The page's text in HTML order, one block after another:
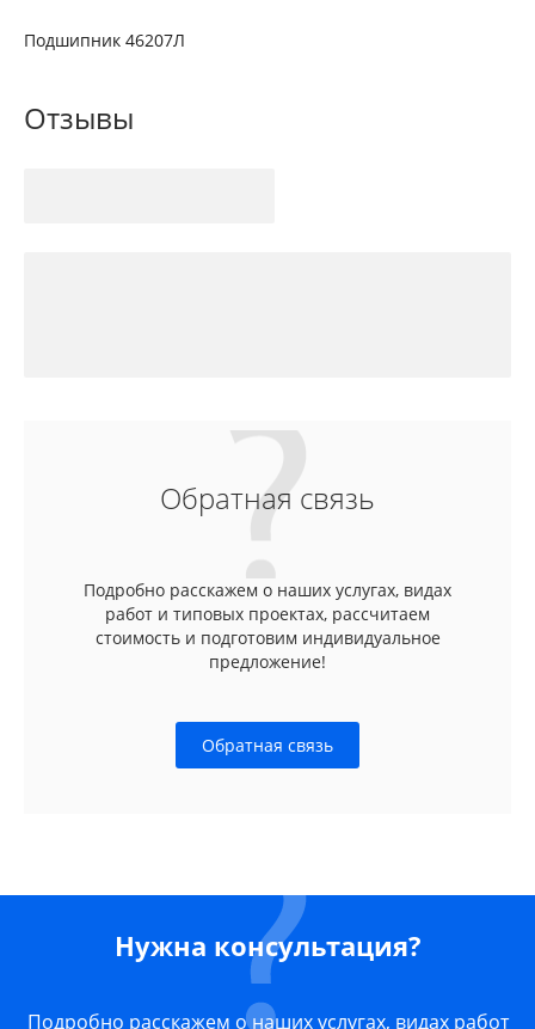
Подшипник 46207Л
Отзывы
Обратная связь
Подробно расскажем о наших услугах, видах
работ и типовых проектах, рассчитаем
стоимость и подготовим индивидуальное
предложение!
Обратная связь
Нужна консультация?
Подробно расскажем о наших услугах, видах работ